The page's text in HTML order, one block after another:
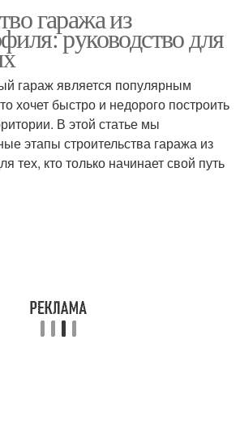
гаража из
руководство для
гараж является популярным
хочет быстро и недорого построить
В этой статье мы
этапы строительства гаража из
тех, кто только начинает свой путь